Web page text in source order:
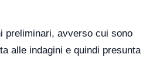
preliminari, avverso cui sono
alle indagini e quindi presunta